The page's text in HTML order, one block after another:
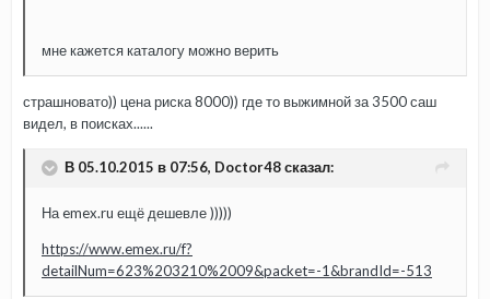
мне кажется каталогу можно верить
страшновато)) цена риска 8000)) где то выжимной за 3500 саш
видел, в поисках......
В 05.10.2015 в 07:56, Doctor48 сказал:
На emex.ru ещё дешевле )))))
https://www.emex.ru/f?
detailNum=623%203210%2009&packet=-1&brandId=-513